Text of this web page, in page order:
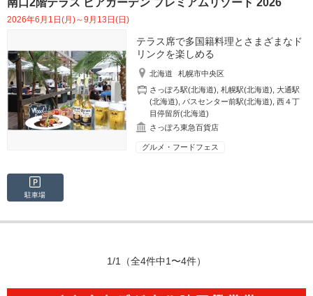
南口2階テラス ビアガーデン プレミアムリゾート 2026
2026年6月1日(月)～9月13日(日)
テラス席で多国籍料理とさまざまなド
リンクを楽しめる
北海道
札幌市中央区
さっぽろ駅(北海道) ,札幌駅(北海道) ,大通駅
(北海道)
バスセンター前駅(北海道) ,西４丁
目停留所(北海道)
さっぽろ東急百貨店
グルメ・フードフェス
駐車場
1/1 （全4件中1〜4件）